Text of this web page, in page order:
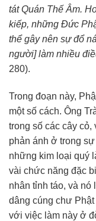
tátQuán Thế Âm.
kiếp, những Đức
thể gây nên sự đổ
người] làm nhiều
280).
Trong đoạn này,
một số cách. Ông
trong số các cây cỏ,
phản ánh ở trong
những kim loại quý
vài chức năng đặc
nhân tỉnh táo, và nó
dâng cúng chư
với việc làm này ở